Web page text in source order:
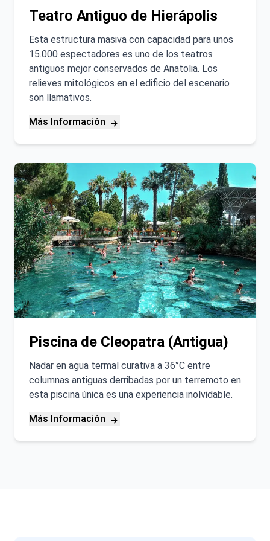
Teatro Antiguo de Hierápolis
Esta estructura masiva con capacidad para unos
15.000 espectadores es uno de los teatros
antiguos mejor conservados de Anatolia. Los
relieves mitológicos en el edificio del escenario
son llamativos.
Más Información
Piscina de Cleopatra (Antigua)
Nadar en agua termal curativa a 36°C entre
columnas antiguas derribadas por un terremoto en
esta piscina única es una experiencia inolvidable.
Más Información